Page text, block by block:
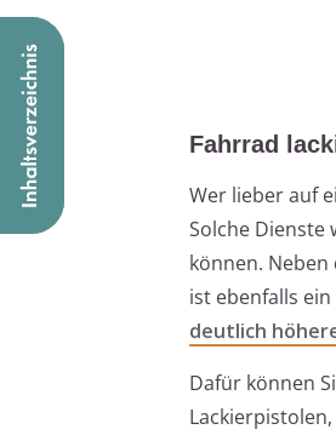
Fahrrad
Wer lieber auf
Solche Dienste
können.
ist ebenfalls
deutlich
Dafür können